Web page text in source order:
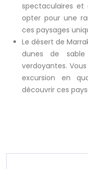
spectaculaires et
opter pour une
ces paysages
Le désert de
dunes de
verdoyantes.
excursion en
découvrir ces